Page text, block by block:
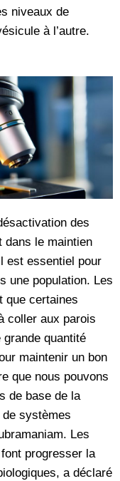
niveaux de
à l’autre.
des
dans le maintien
est essentiel pour
une population. Les
que certaines
coller aux parois
quantité
maintenir un bon
que nous pouvons
de base de la
de systèmes
Les
progresser la
a déclaré